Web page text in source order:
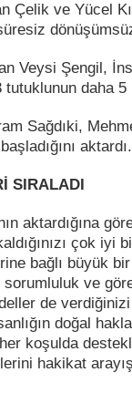
Çelik ve Yücel
Veysi Şengil,
daha 5
Sağdıki,
aktardı.
SIRALADI
aktardığına
çok
bağlı büyük
ve
de
doğal
koşulda
hakikat